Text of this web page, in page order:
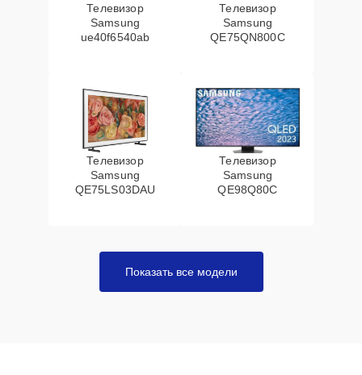
Телевизор
Samsung
ue40f6540ab
Телевизор
Samsung
QE75QN800C
Телевизор
Samsung
QE75LS03DAU
Телевизор
Samsung
QE98Q80C
Показать все модели